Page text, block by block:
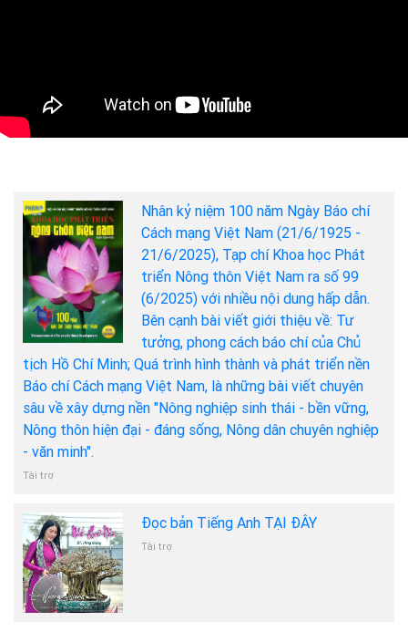
Nhân kỷ niệm 100 năm Ngày Báo chí
Cách mạng Việt Nam (21/6/1925 -
21/6/2025), Tạp chí Khoa học Phát
triển Nông thôn Việt Nam ra số 99
(6/2025) với nhiều nội dung hấp dẫn.
Bên cạnh bài viết giới thiệu về: Tư
tưởng, phong cách báo chí của Chủ
tịch Hồ Chí Minh; Quá trình hình thành và phát triển nền
Báo chí Cách mạng Việt Nam, là những bài viết chuyên
sâu về xây dựng nền "Nông nghiệp sinh thái - bền vững,
Nông thôn hiện đại - đáng sống, Nông dân chuyên nghiệp
- văn minh".
Tài trợ
Đọc bản Tiếng Anh TẠI ĐÂY
Tài trợ